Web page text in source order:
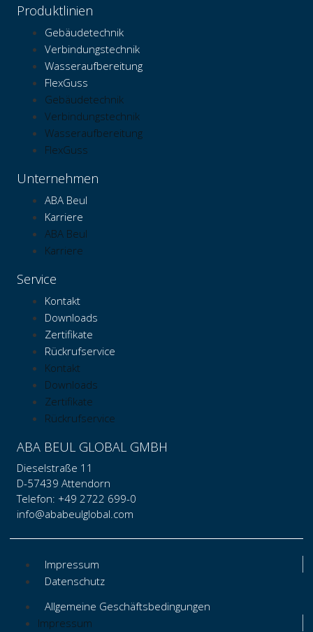
Produktlinien
Gebäudetechnik
Verbindungstechnik
Wasseraufbereitung
FlexGuss
Gebäudetechnik
Verbindungstechnik
Wasseraufbereitung
FlexGuss
Unternehmen
ABA Beul
Karriere
ABA Beul
Karriere
Service
Kontakt
Downloads
Zertifikate
Rückrufservice
Kontakt
Downloads
Zertifikate
Rückrufservice
ABA BEUL GLOBAL GMBH
Dieselstraße 11
D-57439 Attendorn
Telefon: +49 2722 699-0
info@ababeulglobal.com
Impressum
Datenschutz
Allgemeine Geschäftsbedingungen
Impressum